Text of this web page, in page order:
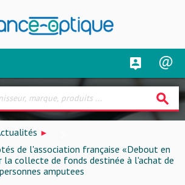
search
de l'association française «Debout en
la collecte de fonds destinée à l'achat de
amputees